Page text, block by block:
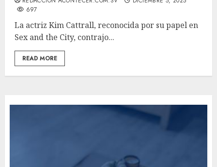
697
La actriz Kim Cattrall, reconocida por su papel en
Sex and the City, contrajo...
READ MORE